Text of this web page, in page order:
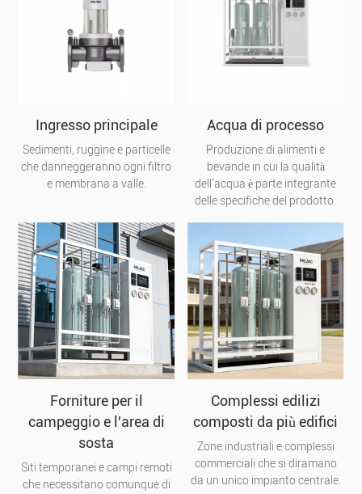
Ingresso principale
Sedimenti, ruggine e particelle
che danneggeranno ogni filtro
e membrana a valle.
Acqua di processo
Produzione di alimenti e
bevande in cui la qualità
dell'acqua è parte integrante
delle specifiche del prodotto.
Forniture per il
campeggio e l'area di
sosta
Siti temporanei e campi remoti
che necessitano comunque di
Complessi edilizi
composti da più edifici
Zone industriali e complessi
commerciali che si diramano
da un unico impianto centrale.